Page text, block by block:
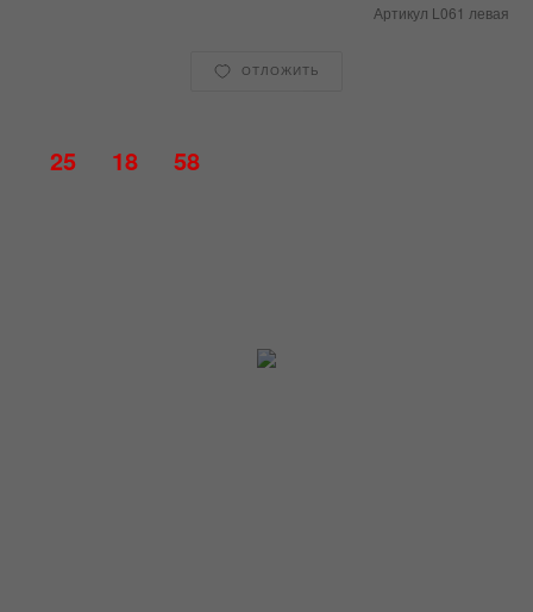
Артикул L061 левая
ОТЛОЖИТЬ
25 18 58